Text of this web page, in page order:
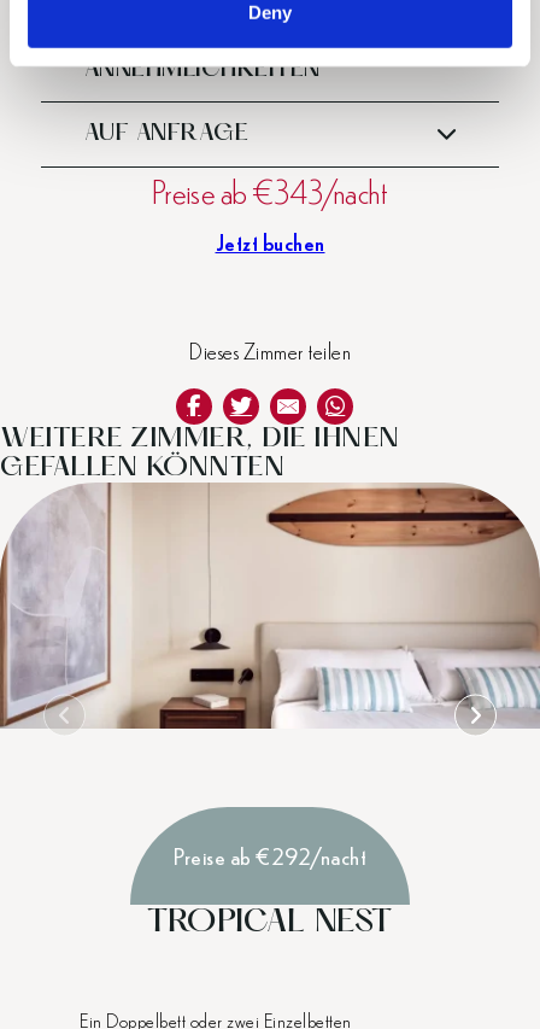
Deny
BESONDERE
ANNEHMLICHKEITEN
AUF ANFRAGE
Preise ab €343/nacht
Jetzt buchen
Dieses Zimmer teilen
WEITERE ZIMMER, DIE IHNEN
GEFALLEN KÖNNTEN
TROPICAL NEST
Ein Doppelbett oder zwei Einzelbetten
Preise ab €292/nacht